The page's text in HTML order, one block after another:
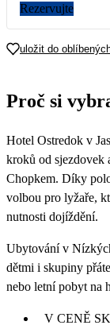
14
2 640
21
28
2 640
Rezervujte
uložit do
Proč si
Hotel Ostredok v
kroků od sjezdovek
Chopkem. Díky
volbou pro lyžaře,
nutnosti dojíždění.
Ubytování v
dětmi i skupiny
nebo letní pobyt na
V CENĚ